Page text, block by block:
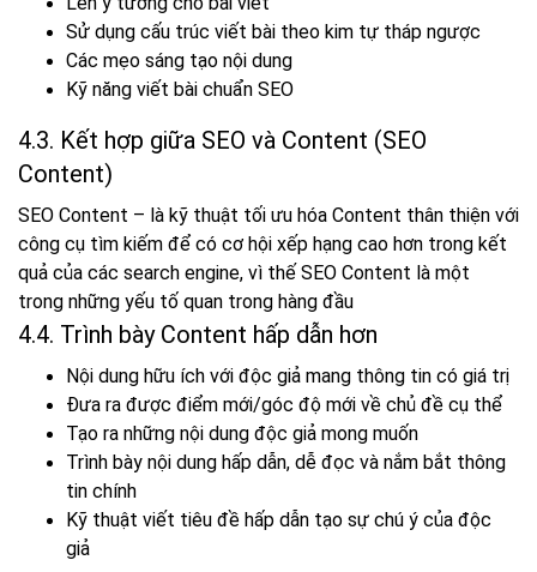
Sử dụng cấu trúc viết bài theo kim tự tháp ngược
Các mẹo sáng tạo nội dung
Kỹ năng viết bài chuẩn SEO
4.3. Kết hợp giữa SEO và Content (SEO
Content)
SEO Content – là kỹ thuật tối ưu hóa Content thân thiện với
công cụ tìm kiếm để có cơ hội xếp hạng cao hơn trong kết
quả của các search engine, vì thế SEO Content là một
trong những yếu tố quan trong hàng đầu
4.4. Trình bày Content hấp dẫn hơn
Nội dung hữu ích với độc giả mang thông tin có giá trị
Đưa ra được điểm mới/góc độ mới về chủ đề cụ thể
Tạo ra những nội dung độc giả mong muốn
Trình bày nội dung hấp dẫn, dễ đọc và nắm bắt thông
tin chính
Kỹ thuật viết tiêu đề hấp dẫn tạo sự chú ý của độc
giả